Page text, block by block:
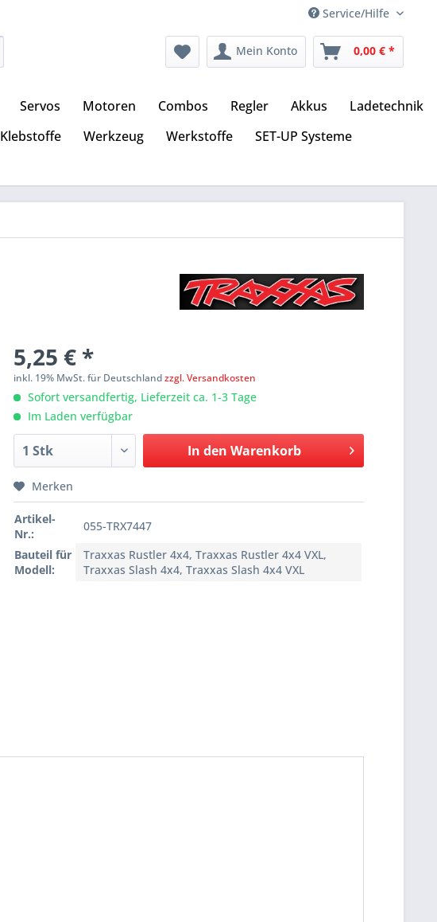
Service/Hilfe
Mein Konto 0,00 € *
Servos Motoren Combos Regler Akkus
Ladetechnik
Klebstoffe Werkzeug Werkstoffe
SET-UP Systeme
5,25 € *
inkl. 19% MwSt. für Deutschlandzzgl. Versandkosten
Sofort versandfertig, Lieferzeit ca. 1-3 Tage
Im Laden verfügbar
In den Warenkorb
Merken
Artikel-
Nr.:
055-TRX7447
Bauteil für
Modell:
Traxxas Rustler 4x4, Traxxas Rustler 4x4 VXL,
Traxxas Slash 4x4, Traxxas Slash 4x4 VXL